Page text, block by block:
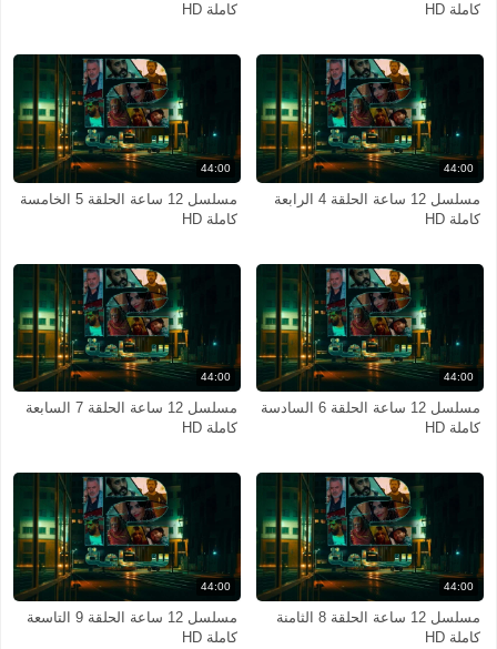
كاملة HD
كاملة HD
44:00
مسلسل 12 ساعة الحلقة 4 الرابعة
كاملة HD
44:00
مسلسل 12 ساعة الحلقة 5 الخامسة
كاملة HD
44:00
مسلسل 12 ساعة الحلقة 6 السادسة
كاملة HD
44:00
مسلسل 12 ساعة الحلقة 7 السابعة
كاملة HD
44:00
مسلسل 12 ساعة الحلقة 8 الثامنة
كاملة HD
44:00
مسلسل 12 ساعة الحلقة 9 التاسعة
كاملة HD